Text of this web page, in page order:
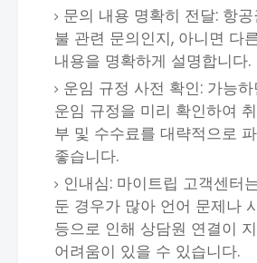
문의 내용 명확히 전달: 항
불 관련 문의인지, 아니면 다
내용을 명확하게 설명합니다.
운임 규정 사전 확인: 가능
운임 규정을 미리 확인하여
부 및 수수료를 대략적으로
좋습니다.
인내심: 마이트립 고객센터
둔 경우가 많아 언어 문제나
등으로 인해 상담원 연결이
어려움이 있을 수 있습니다.